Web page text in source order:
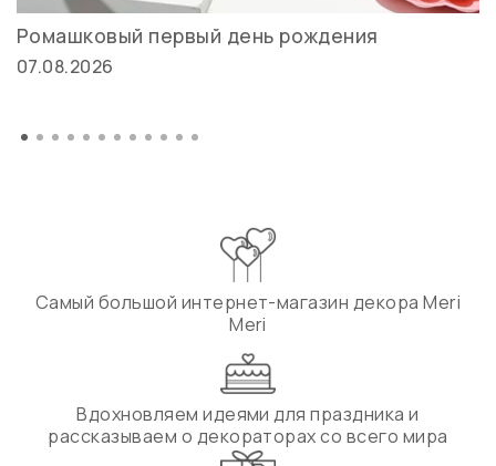
Ромашковый первый день рождения
07.08.2026
Самый большой интернет-магазин декора Meri
Meri
Вдохновляем идеями для праздника и
рассказываем о декораторах со всего мира